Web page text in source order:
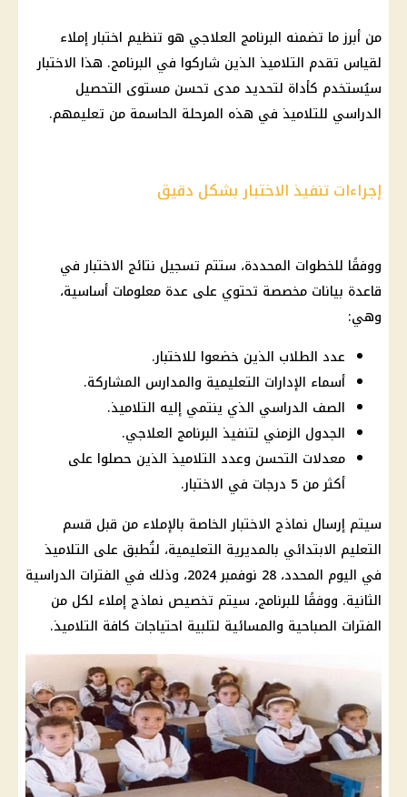
من أبرز ما تضمنه البرنامج العلاجي هو تنظيم اختبار إملاء
لقياس تقدم التلاميذ الذين شاركوا في البرنامج. هذا الاختبار
سيُستخدم كأداة لتحديد مدى تحسن مستوى التحصيل
الدراسي للتلاميذ في هذه المرحلة الحاسمة من تعليمهم.
إجراءات تنفيذ الاختبار بشكل دقيق
ووفقًا للخطوات المحددة، ستتم تسجيل نتائج الاختبار في
قاعدة بيانات مخصصة تحتوي على عدة معلومات أساسية،
وهي:
عدد الطلاب الذين خضعوا للاختبار.
أسماء الإدارات التعليمية والمدارس المشاركة.
الصف الدراسي الذي ينتمي إليه التلاميذ.
الجدول الزمني لتنفيذ البرنامج العلاجي.
معدلات التحسن وعدد التلاميذ الذين حصلوا على
أكثر من 5 درجات في الاختبار.
سيتم إرسال نماذج الاختبار الخاصة بالإملاء من قبل قسم
التعليم الابتدائي بالمديرية التعليمية، لتُطبق على التلاميذ
في اليوم المحدد، 28 نوفمبر 2024، وذلك في الفترات الدراسية
الثانية. ووفقًا للبرنامج، سيتم تخصيص نماذج إملاء لكل من
الفترات الصباحية والمسائية لتلبية احتياجات كافة التلاميذ.